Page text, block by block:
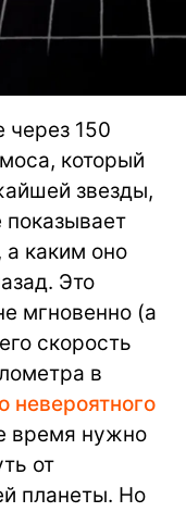
через 150
который
звезды,
показывает
каким оно
Это
мгновенно (а
скорость
в
невероятного
время нужно
от
планеты. Но